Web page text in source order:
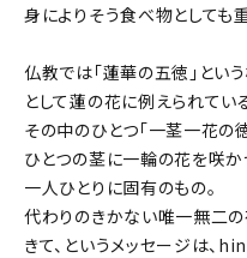
身によりそう食べ物としても
仏教では「蓮華の五徳」とい
として蓮の花に例えられてい
その中のひとつ「一茎一花の徳
ひとつの茎に一輪の花を咲
一人ひとりに固有のもの。
代わりのきかない唯一無二
きて、というメッセージは、